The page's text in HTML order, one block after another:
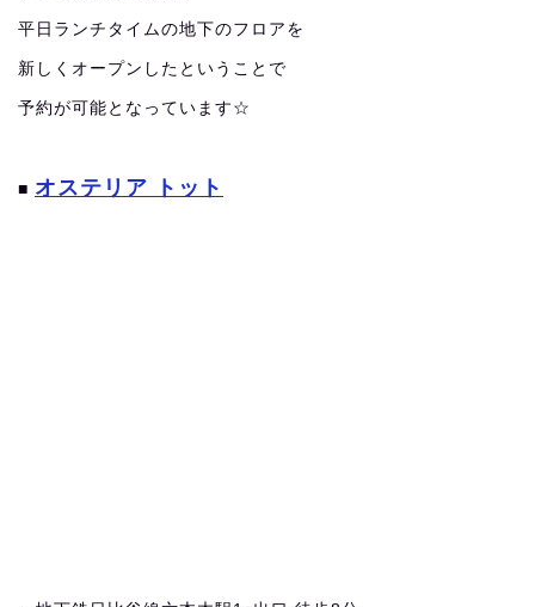
平日ランチタイムの地下のフロアを
新しくオープンしたということで
予約が可能となっています☆
■ オステリア トット